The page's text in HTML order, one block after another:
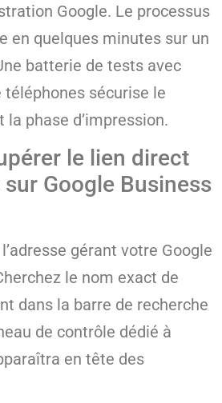
Google. Le processus
en quelques minutes sur un
batterie de tests avec
sécurise le
phase d’impression.
le lien direct
Google Business
gérant votre Google
le nom exact de
dans la barre de recherche
de contrôle dédié à
en tête des